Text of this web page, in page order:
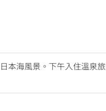
本海風景。下午入住溫泉